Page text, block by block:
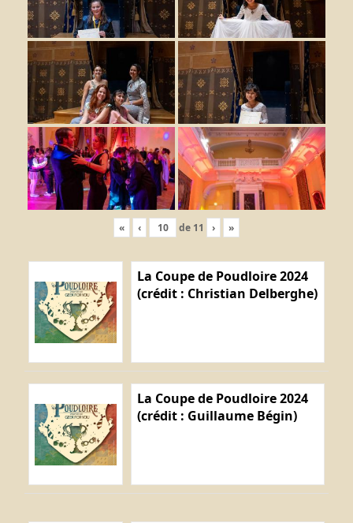
« ‹ de 11 › »
La Coupe de Poudloire 2024
(crédit : Christian Delberghe)
La Coupe de Poudloire 2024
(crédit : Guillaume Bégin)